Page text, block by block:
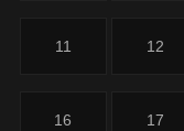
11 12
16 17